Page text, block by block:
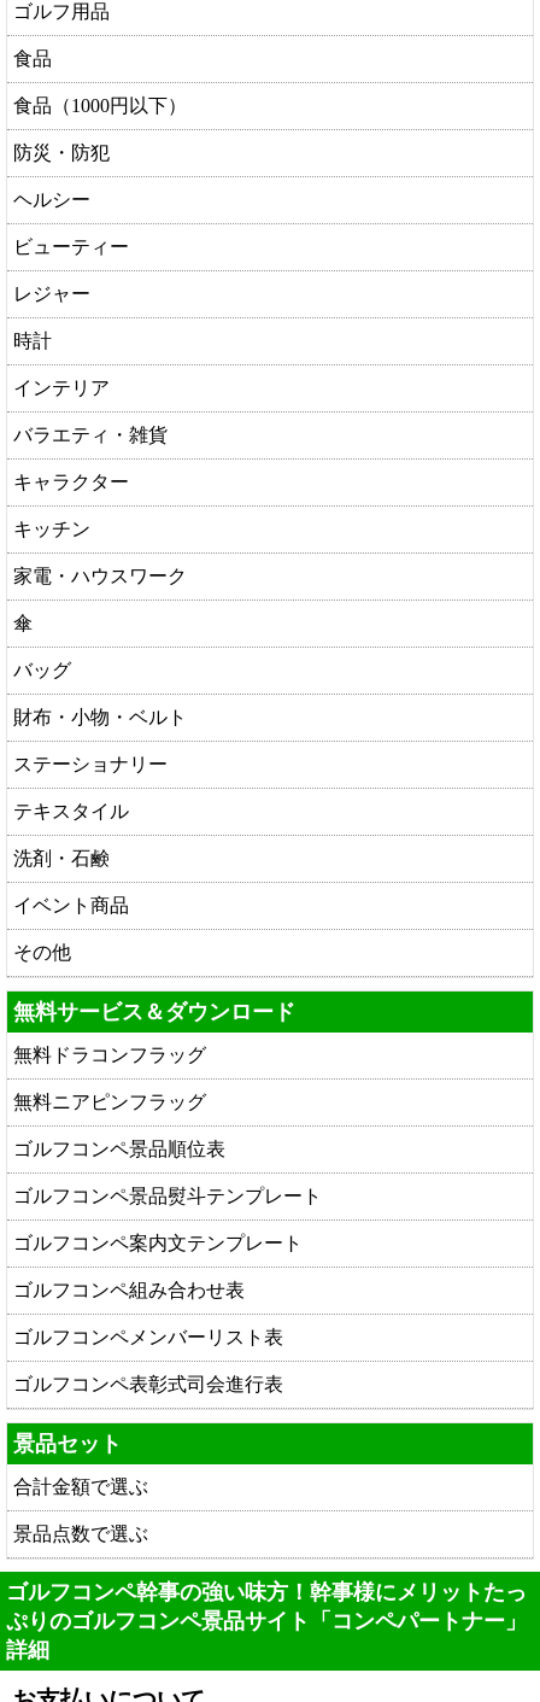
ゴルフ用品
食品
食品（1000円以下）
防災・防犯
ヘルシー
ビューティー
レジャー
時計
インテリア
バラエティ・雑貨
キャラクター
キッチン
家電・ハウスワーク
傘
バッグ
財布・小物・ベルト
ステーショナリー
テキスタイル
洗剤・石鹸
イベント商品
その他
無料サービス＆ダウンロード
無料ドラコンフラッグ
無料ニアピンフラッグ
ゴルフコンペ景品順位表
ゴルフコンペ景品熨斗テンプレート
ゴルフコンペ案内文テンプレート
ゴルフコンペ組み合わせ表
ゴルフコンペメンバーリスト表
ゴルフコンペ表彰式司会進行表
景品セット
合計金額で選ぶ
景品点数で選ぶ
ゴルフコンペ幹事の強い味方！幹事様にメリットたっ
ぷりのゴルフコンペ景品サイト「コンペパートナー」
詳細